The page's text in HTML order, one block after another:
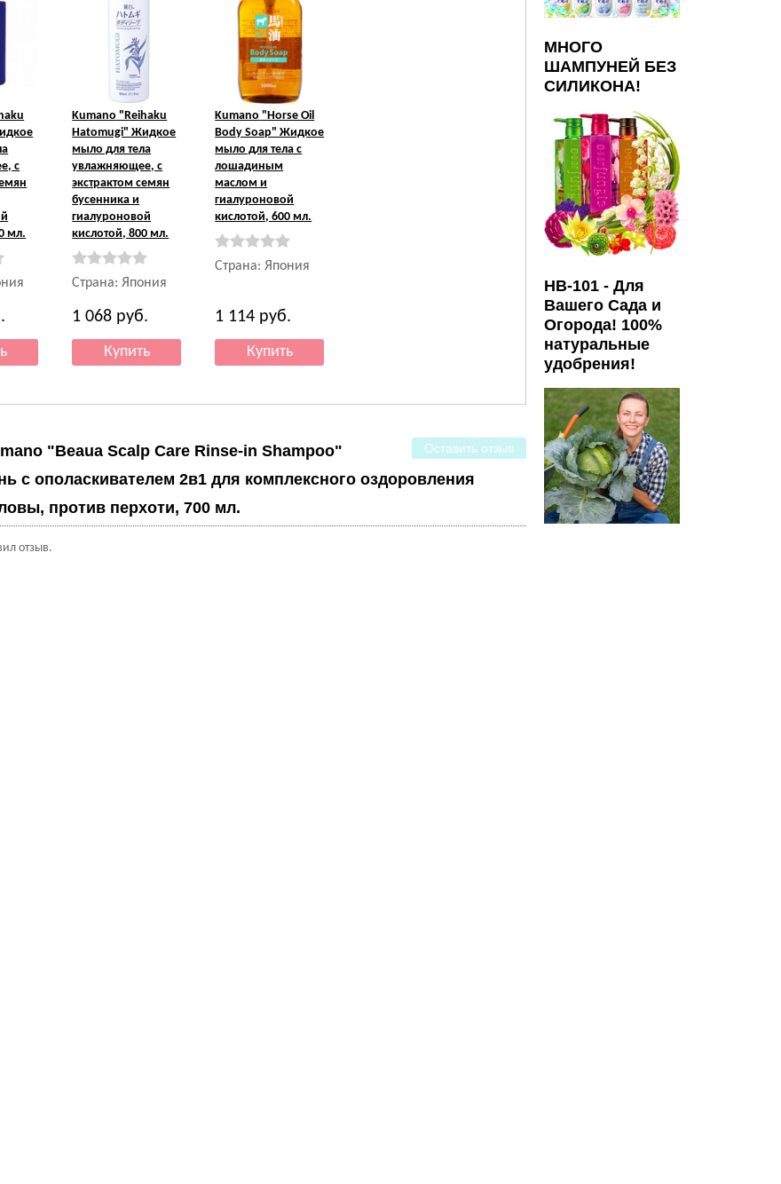
с
мл.
Kumano "Reihaku
Hatomugi" Жидкое
мыло для тела
увлажняющее, с
экстрактом семян
бусенника и
гиалуроновой
кислотой, 800 мл.
Страна: Япония
1 068 руб.
Kumano "Horse Oil
Body Soap" Жидкое
мыло для тела с
лошадиным
маслом и
гиалуроновой
кислотой, 600 мл.
Страна: Япония
1 114 руб.
Оставить отзыв
"Beaua Scalp Care Rinse-in Shampoo"
с ополаскивателем 2в1 для комплексного оздоровления
против перхоти, 700 мл.
отзыв.
МНОГО
ШАМПУНЕЙ БЕЗ
СИЛИКОНА!
HB-101 - Для
Вашего Сада и
Огорода! 100%
натуральные
удобрения!